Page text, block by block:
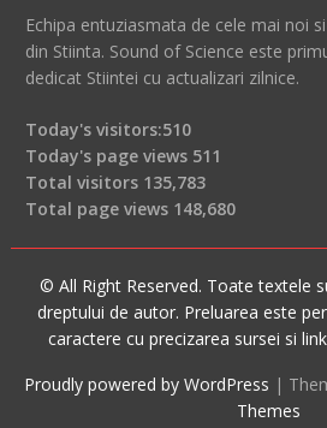
Echipa entuziasmata de cele mai noi
din Stiinta. Sound of Science este
dedicat Stiintei cu actualizari zilnice.
Today's visitors:510
Today's page views 511
Total visitors 135,783
Total page views 148,680
© All Right Reserved. Toate textele
dreptului de autor. Preluarea este
caractere cu precizarea sursei si
Proudly powered by WordPress |
Themes